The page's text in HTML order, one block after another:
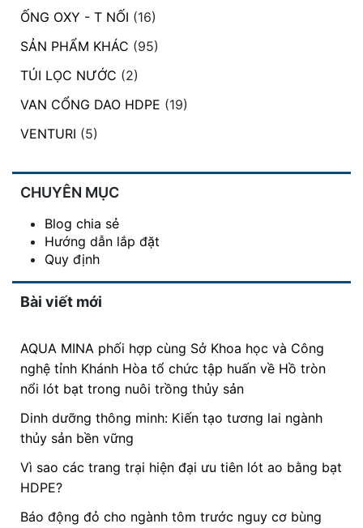
ỐNG OXY - T NỐI (16)
SẢN PHẨM KHÁC (95)
TÚI LỌC NƯỚC (2)
VAN CỔNG DAO HDPE (19)
VENTURI (5)
CHUYÊN MỤC
Blog chia sẻ
Hướng dẫn lắp đặt
Quy định
Bài viết mới
AQUA MINA phối hợp cùng Sở Khoa học và Công
nghệ tỉnh Khánh Hòa tổ chức tập huấn về Hồ tròn
nổi lót bạt trong nuôi trồng thủy sản
Dinh dưỡng thông minh: Kiến tạo tương lai ngành
thủy sản bền vững
Vì sao các trang trại hiện đại ưu tiên lót ao bằng bạt
HDPE?
Báo động đỏ cho ngành tôm trước nguy cơ bùng